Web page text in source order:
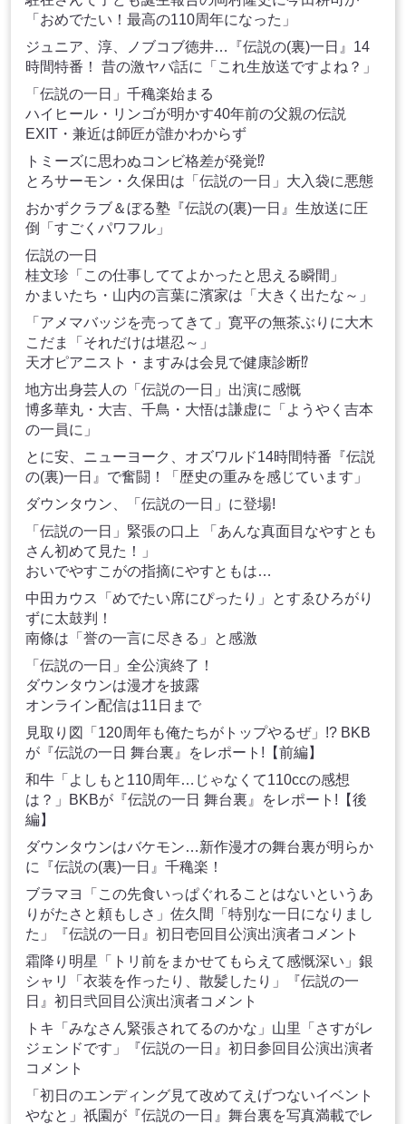
「おめでたい！最高の110周年になった」
ジュニア、淳、ノブコブ徳井…『伝説の(裏)一日』14
時間特番！ 昔の激ヤバ話に「これ生放送ですよね？」
「伝説の一日」千穐楽始まる
ハイヒール・リンゴが明かす40年前の父親の伝説
EXIT・兼近は師匠が誰かわからず
トミーズに思わぬコンビ格差が発覚⁉
とろサーモン・久保田は「伝説の一日」大入袋に悪態
おかずクラブ＆ぼる塾『伝説の(裏)一日』生放送に圧
倒「すごくパワフル」
伝説の一日
桂文珍「この仕事しててよかったと思える瞬間」
かまいたち・山内の言葉に濱家は「大きく出たな～」
「アメマバッジを売ってきて」寛平の無茶ぶりに大木
こだま「それだけは堪忍～」
天才ピアニスト・ますみは会見で健康診断⁉
地方出身芸人の「伝説の一日」出演に感慨
博多華丸・大吉、千鳥・大悟は謙虚に「ようやく吉本
の一員に」
とに安、ニューヨーク、オズワルド14時間特番『伝説
の(裏)一日』で奮闘！「歴史の重みを感じています」
ダウンタウン、「伝説の一日」に登場!
「伝説の一日」緊張の口上 「あんな真面目なやすとも
さん初めて見た！」
おいでやすこがの指摘にやすともは…
中田カウス「めでたい席にぴったり」とすゑひろがり
ずに太鼓判！
南條は「誉の一言に尽きる」と感激
「伝説の一日」全公演終了！
ダウンタウンは漫才を披露
オンライン配信は11日まで
見取り図「120周年も俺たちがトップやるぜ」!? BKB
が『伝説の一日 舞台裏』をレポート!【前編】
和牛「よしもと110周年…じゃなくて110ccの感想
は？」BKBが『伝説の一日 舞台裏』をレポート!【後
編】
ダウンタウンはバケモン…新作漫才の舞台裏が明らか
に『伝説の(裏)一日』千穐楽！
ブラマヨ「この先食いっぱぐれることはないというあ
りがたさと頼もしさ」佐久間「特別な一日になりまし
た」『伝説の一日』初日壱回目公演出演者コメント
霜降り明星「トリ前をまかせてもらえて感慨深い」銀
シャリ「衣装を作ったり、散髪したり」『伝説の一
日』初日弐回目公演出演者コメント
トキ「みなさん緊張されてるのかな」山里「さすがレ
ジェンドです」『伝説の一日』初日参回目公演出演者
コメント
「初日のエンディング見て改めてえげつないイベント
やなと」祇園が『伝説の一日』舞台裏を写真満載でレ